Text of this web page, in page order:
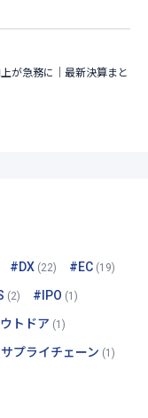
#DX (22) #EC (19)
(2) #IPO (1)
トドア (1)
プライチェーン (1)